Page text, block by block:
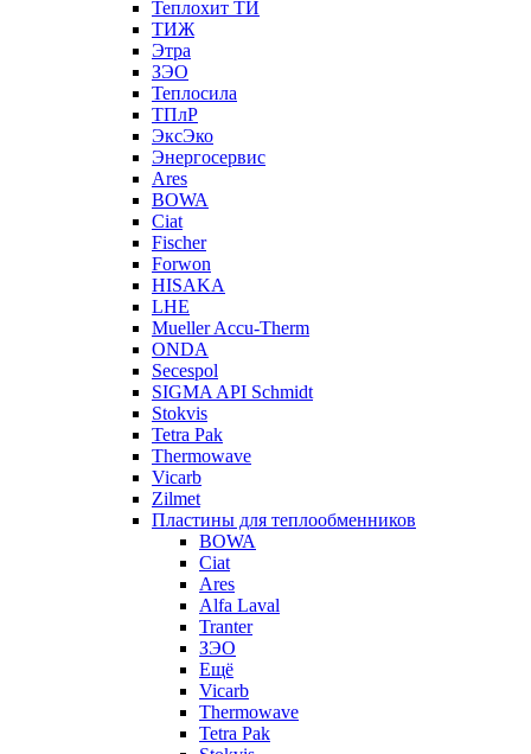
Теплохит ТИ
ТИЖ
Этра
ЗЭО
Теплосила
ТПлР
ЭксЭко
Энергосервис
Ares
BOWA
Ciat
Fischer
Forwon
HISAKA
LHE
Mueller Accu-Therm
ONDA
Secespol
SIGMA API Schmidt
Stokvis
Tetra Pak
Thermowave
Vicarb
Zilmet
Пластины для теплообменников
BOWA
Ciat
Ares
Alfa Laval
Tranter
ЗЭО
Ещё
Vicarb
Thermowave
Tetra Pak